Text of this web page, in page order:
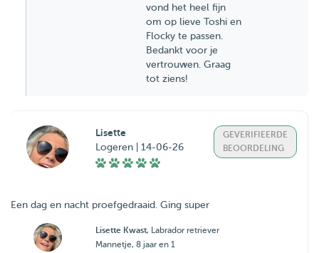
vond het heel fijn
om op lieve Toshi en
Flocky te passen.
Bedankt voor je
vertrouwen. Graag
tot ziens!
Lisette
Logeren | 14-06-26
GEVERIFIEERDE
BEOORDELING
Een dag en nacht proefgedraaid. Ging super
Lisette Kwast, Labrador retriever
Mannetje, 8 jaar en 1